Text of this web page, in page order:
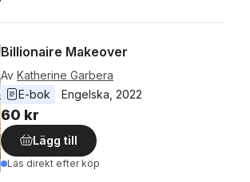
Billionaire Makeover
Av Katherine Garbera
E-bok
Engelska 2022
60 kr
Lägg till
Läs direkt efter köp